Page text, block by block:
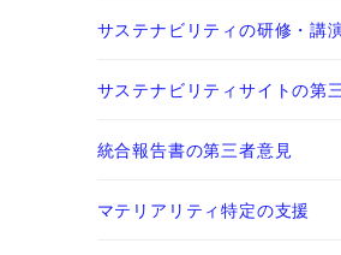
サステナビリティの研修・講
サステナビリティサイトの第
統合報告書の第三者意見
マテリアリティ特定の支援